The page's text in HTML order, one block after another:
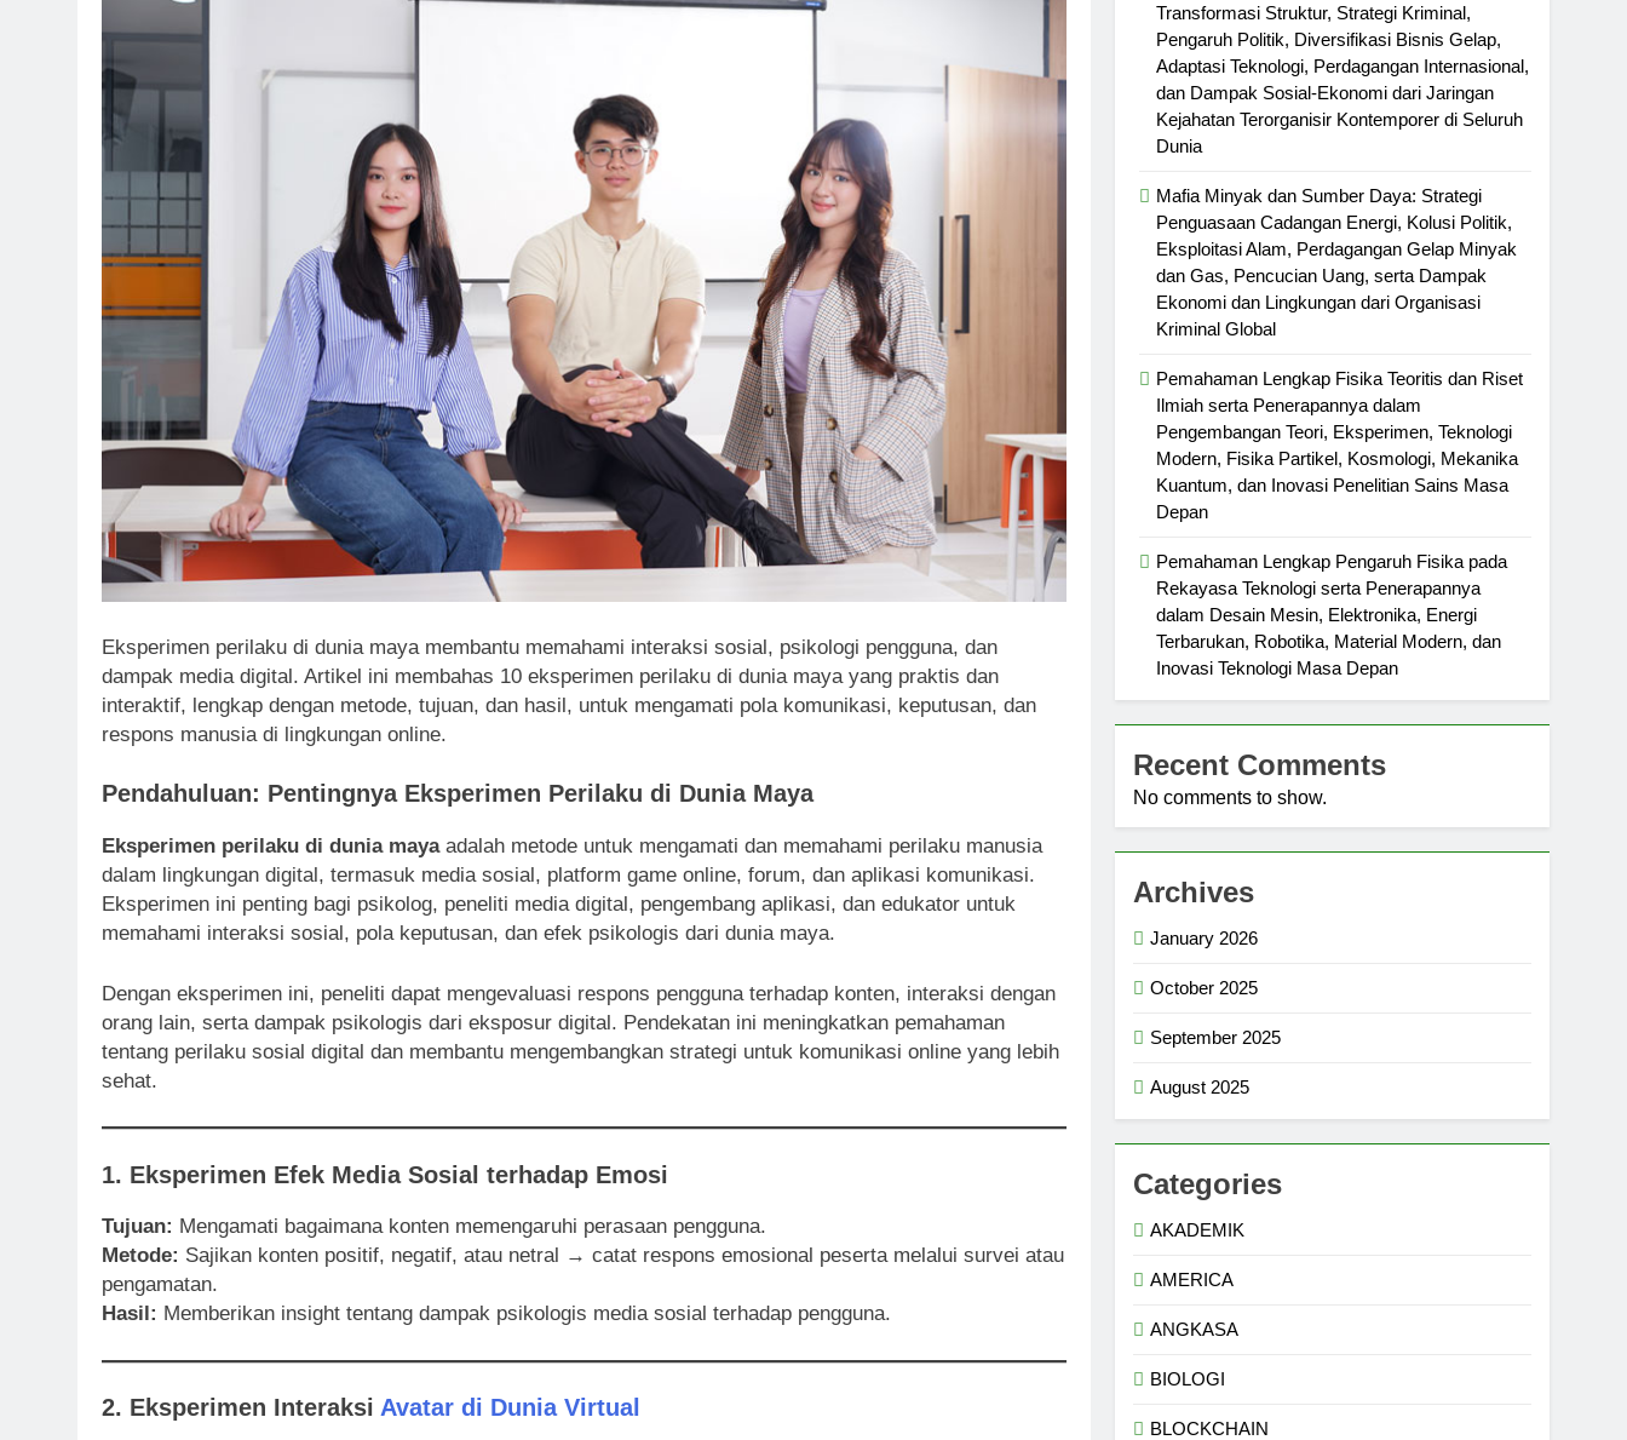
Kesiapan Mahasiswa Menghadapi Tantangan Akademik sebagai Strategi Meningkatkan Prestasi Studi, Produktivitas Belajar,
Kedisiplinan, Motivasi, Kompetensi Soft Skill, Kolaborasi, Manajemen Waktu, dan Kesiapan Karier di Era Pendidikan Tinggi
Eksperimen perilaku di dunia maya membantu memahami interaksi sosial, psikologi pengguna, dan
dampak media digital. Artikel ini membahas 10 eksperimen perilaku di dunia maya yang praktis dan
interaktif, lengkap dengan metode, tujuan, dan hasil, untuk mengamati pola komunikasi, keputusan, dan
respons manusia di lingkungan online.
Pendahuluan: Pentingnya Eksperimen Perilaku di Dunia Maya
Eksperimen perilaku di dunia mayaadalah metode untuk mengamati dan memahami perilaku manusia
dalam lingkungan digital, termasuk media sosial, platform game online, forum, dan aplikasi komunikasi.
Eksperimen ini penting bagi psikolog, peneliti media digital, pengembang aplikasi, dan edukator untuk
memahami interaksi sosial, pola keputusan, dan efek psikologis dari dunia maya.
Dengan eksperimen ini, peneliti dapat mengevaluasi respons pengguna terhadap konten, interaksi dengan
orang lain, serta dampak psikologis dari eksposur digital. Pendekatan ini meningkatkan pemahaman
tentang perilaku sosial digital dan membantu mengembangkan strategi untuk komunikasi online yang lebih
sehat.
1. Eksperimen Efek Media Sosial terhadap Emosi
Tujuan: Mengamati bagaimana konten memengaruhi perasaan pengguna.
Metode: Sajikan konten positif, negatif, atau netral → catat respons emosional peserta melalui survei atau
pengamatan.
Hasil: Memberikan insight tentang dampak psikologis media sosial terhadap pengguna.
2. Eksperimen Interaksi Avatar di Dunia Virtual
Transformasi Struktur, Strategi Kriminal,
Pengaruh Politik, Diversifikasi Bisnis Gelap,
Adaptasi Teknologi, Perdagangan Internasional,
dan Dampak Sosial-Ekonomi dari Jaringan
Kejahatan Terorganisir Kontemporer di Seluruh
Dunia
Mafia Minyak dan Sumber Daya: Strategi
Penguasaan Cadangan Energi, Kolusi Politik,
Eksploitasi Alam, Perdagangan Gelap Minyak
dan Gas, Pencucian Uang, serta Dampak
Ekonomi dan Lingkungan dari Organisasi
Kriminal Global
Pemahaman Lengkap Fisika Teoritis dan Riset
Ilmiah serta Penerapannya dalam
Pengembangan Teori, Eksperimen, Teknologi
Modern, Fisika Partikel, Kosmologi, Mekanika
Kuantum, dan Inovasi Penelitian Sains Masa
Depan
Pemahaman Lengkap Pengaruh Fisika pada
Rekayasa Teknologi serta Penerapannya
dalam Desain Mesin, Elektronika, Energi
Terbarukan, Robotika, Material Modern, dan
Inovasi Teknologi Masa Depan
Recent Comments
No comments to show.
Archives
January 2026
October 2025
September 2025
August 2025
Categories
AKADEMIK
AMERICA
ANGKASA
BIOLOGI
BLOCKCHAIN